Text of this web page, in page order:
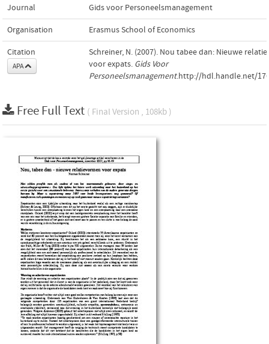
Journal Gids voor Personeelsmanagement
Organisation Erasmus School of Economics
Citation
APA
Schreiner, N. (2007). Nou tabee dan: Nieuwe
voor expats. Gids Voor
Personeelsmanagement.http://hdl.handle.net/
Free Full Text ( Final Version , 108kb )